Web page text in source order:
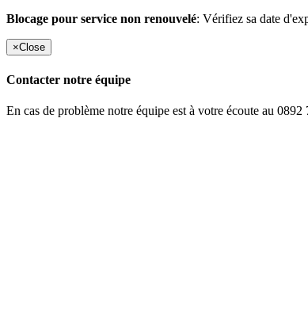
Blocage pour service non renouvelé: Vérifiez sa date
×Close
Contacter notre équipe
En cas de problème notre équipe est à votre écoute au 0892